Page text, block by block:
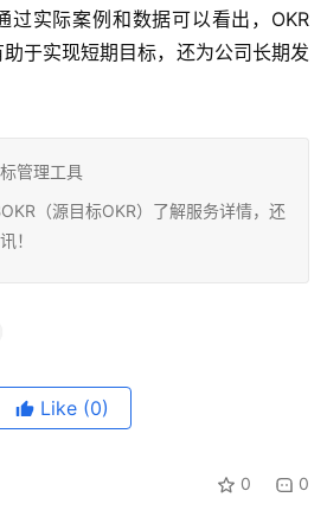
过实际案例和数据可以看出，OKR
于实现短期目标，还为公司长期发
管理工具
（源目标OKR）了解服务详情，还
！
Like (0)
0 0